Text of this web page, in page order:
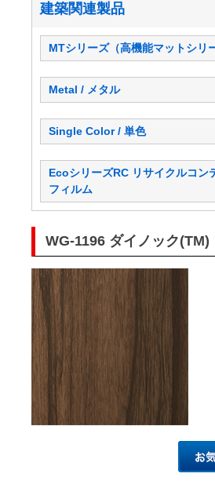
建築関連製品
MTシリーズ（高機能マットシリ
Metal / メタル
Single Color / 単色
EcoシリーズRC リサイクルコン
フィルム
WG-1196 ダイノック